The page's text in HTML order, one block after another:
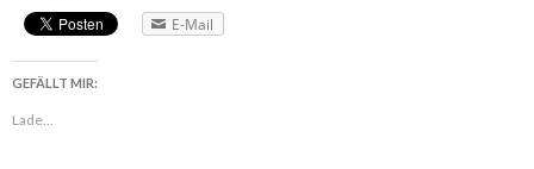
E-Mail
GEFÄLLT MIR:
Lade...